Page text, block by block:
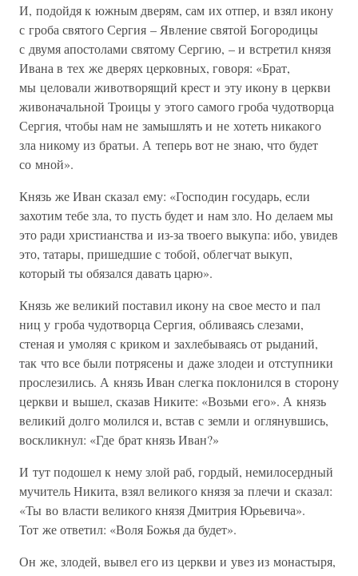
И, подойдя к южным дверям, сам их отпер, и взял икону
с гроба святого Сергия – Явление святой Богородицы
с двумя апостолами святому Сергию, – и встретил князя
Ивана в тех же дверях церковных, говоря: «Брат,
мы целовали животворящий крест и эту икону в церкви
живоначальной Троицы у этого самого гроба чудотворца
Сергия, чтобы нам не замышлять и не хотеть никакого
зла никому из братьи. А теперь вот не знаю, что будет
со мной».
Князь же Иван сказал ему: «Господин государь, если
захотим тебе зла, то пусть будет и нам зло. Но делаем мы
это ради христианства и из-за твоего выкупа: ибо, увидев
это, татары, пришедшие с тобой, облегчат выкуп,
который ты обязался давать царю».
Князь же великий поставил икону на свое место и пал
ниц у гроба чудотворца Сергия, обливаясь слезами,
стеная и умоляя с криком и захлебываясь от рыданий,
так что все были потрясены и даже злодеи и отступники
прослезились. А князь Иван слегка поклонился в сторону
церкви и вышел, сказав Никите: «Возьми его». А князь
великий долго молился и, встав с земли и оглянувшись,
воскликнул: «Где брат князь Иван?»
И тут подошел к нему злой раб, гордый, немилосердный
мучитель Никита, взял великого князя за плечи и сказал:
«Ты во власти великого князя Дмитрия Юрьевича».
Тот же ответил: «Воля Божья да будет».
Он же, злодей, вывел его из церкви и увез из монастыря,